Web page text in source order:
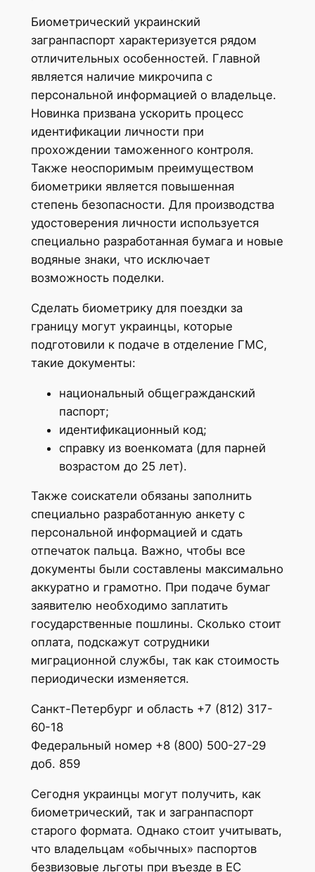
Биометрический украинский
загранпаспорт характеризуется рядом
отличительных особенностей. Главной
является наличие микрочипа с
персональной информацией о владельце.
Новинка призвана ускорить процесс
идентификации личности при
прохождении таможенного контроля.
Также неоспоримым преимуществом
биометрики является повышенная
степень безопасности. Для производства
удостоверения личности используется
специально разработанная бумага и новые
водяные знаки, что исключает
возможность поделки.
Сделать биометрику для поездки за
границу могут украинцы, которые
подготовили к подаче в отделение ГМС,
такие документы:
национальный общегражданский
паспорт;
идентификационный код;
справку из военкомата (для парней
возрастом до 25 лет).
Также соискатели обязаны заполнить
специально разработанную анкету с
персональной информацией и сдать
отпечаток пальца. Важно, чтобы все
документы были составлены максимально
аккуратно и грамотно. При подаче бумаг
заявителю необходимо заплатить
государственные пошлины. Сколько стоит
оплата, подскажут сотрудники
миграционной службы, так как стоимость
периодически изменяется.
Санкт-Петербург и область +7 (812) 317-
60-18
Федеральный номер +8 (800) 500-27-29
доб. 859
Сегодня украинцы могут получить, как
биометрический, так и загранпаспорт
старого формата. Однако стоит учитывать,
что владельцам «обычных» паспортов
безвизовые льготы при въезде в ЕС